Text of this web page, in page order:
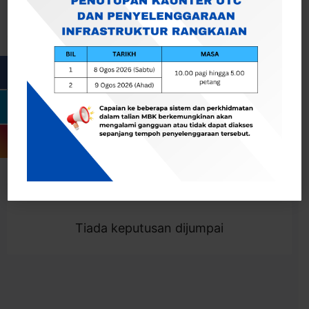
Togol Penapis
Showing 0 result
Tiada keputusan dijumpai